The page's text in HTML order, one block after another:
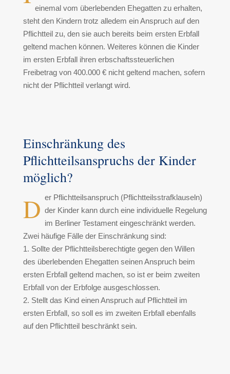
einemal vom überlebenden Ehegatten zu erhalten,
steht den Kindern trotz alledem ein Anspruch auf den
Pflichtteil zu, den sie auch bereits beim ersten Erbfall
geltend machen können. Weiteres können die Kinder
im ersten Erbfall ihren erbschaftssteuerlichen
Freibetrag von 400.000 € nicht geltend machen, sofern
nicht der Pflichtteil verlangt wird.
Einschränkung des
Pflichtteilsanspruchs der Kinder
möglich?
D er Pflichtteilsanspruch (Pflichtteilsstrafklauseln)
der Kinder kann durch eine individuelle Regelung
im Berliner Testament eingeschränkt werden.
Zwei häufige Fälle der Einschränkung sind:
1. Sollte der Pflichtteilsberechtigte gegen den Willen
des überlebenden Ehegatten seinen Anspruch beim
ersten Erbfall geltend machen, so ist er beim zweiten
Erbfall von der Erbfolge ausgeschlossen.
2. Stellt das Kind einen Anspruch auf Pflichtteil im
ersten Erbfall, so soll es im zweiten Erbfall ebenfalls
auf den Pflichtteil beschränkt sein.